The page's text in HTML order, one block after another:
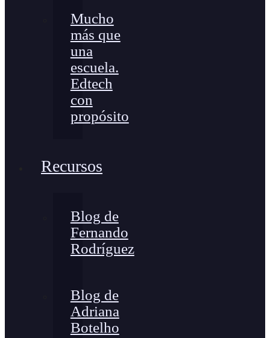
Mucho
más que
una
escuela.
Edtech
con
propósito
Recursos
Blog de
Fernando
Rodríguez
Blog de
Adriana
Botelho